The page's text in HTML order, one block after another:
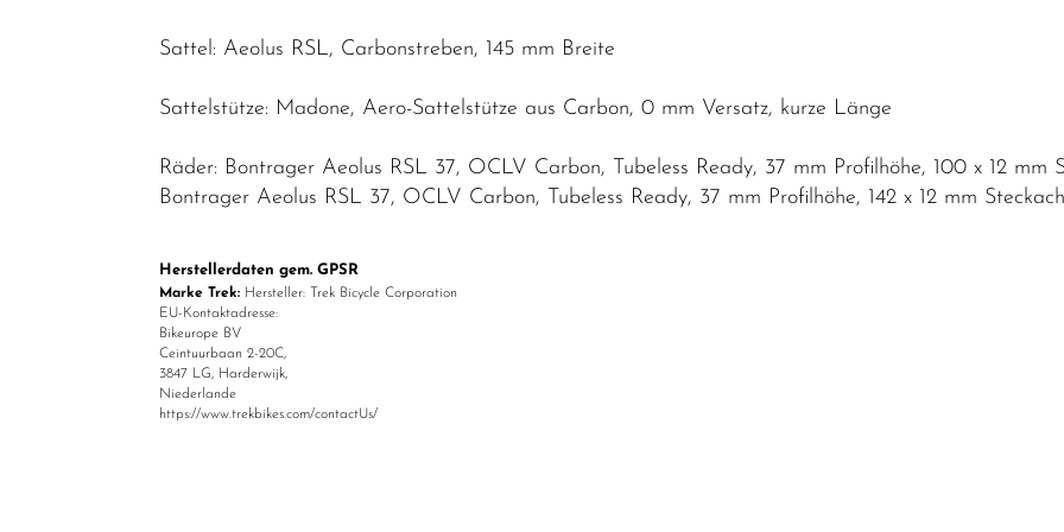
Sattel: Aeolus RSL, Carbonstreben, 145 mm Breite
Sattelstütze: Madone, Aero-Sattelstütze aus Carbon, 0 mm Versatz, kurze Länge
Räder: Bontrager Aeolus RSL 37, OCLV Carbon, Tubeless Ready, 37 mm Profilhöhe, 100 x 12 mm
Bontrager Aeolus RSL 37, OCLV Carbon, Tubeless Ready, 37 mm Profilhöhe, 142 x 12 mm
Herstellerdaten gem. GPSR
Marke Trek: Hersteller: Trek Bicycle Corporation
EU-Kontaktadresse:
Bikeurope BV
Ceintuurbaan 2-20C,
3847 LG, Harderwijk,
Niederlande
https://www.trekbikes.com/contactUs/